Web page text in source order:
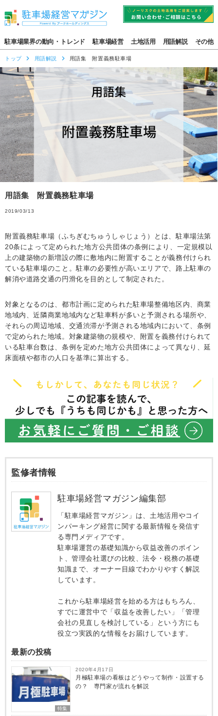
駐車場業界の動向・トレンド 駐車場経営 土地活用 用語解説 その他
トップ 用語解説 用語集 附置義務駐車場
用語集 附置義務駐車場
2019/03/13
附置義務駐車場（ふちぎむちゅうしゃじょう）とは、駐車場法第
20条によって定められた地方公共団体の条例により、一定規模以
上の建築物の新増設の際に敷地内に附置することが義務付けられ
ている駐車場のこと。駐車の必要性が高いエリアで、路上駐車の
解消や道路交通の円滑化を目的として制定された。
対象となるのは、都市計画に定められた駐車場整備地区内、商業
地域内、近隣商業地域内など駐車料が多いと予測される場所や、
それらの周辺地域、交通渋滞が予測される地域内において、条例
で定められた地域。対象建築物の規模や、附置を義務付けられて
いる駐車台数は、条例を定めた地方公共団体によって異なり、延
床面積や都市の人口を基準に算出する。
監修者情報
駐車場経営マガジン編集部
「駐車場経営マガジン」は、土地活用やコイ
ンパーキング経営に関する最新情報を発信す
る専門メディアです。
駐車場運営の基礎知識から収益改善のポイン
ト、管理会社選びの比較、法令・税務の基礎
知識まで、オーナー目線でわかりやすく解説
しています。
これから駐車場経営を始める方はもちろん、
すでに運営中で「収益を改善したい」「管理
会社の見直しを検討している」という方にも
役立つ実践的な情報をお届けしています。
最新の投稿
特集
2020年4月17日
月極駐車場の看板はどうやって制作・設置する
の？ 専門家が流れを解説